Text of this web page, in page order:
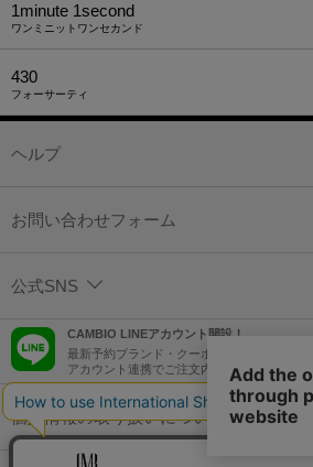
1minute​ 1second
ワンミニットワンセカンド
430
フォーサーティ
ヘルプ
お問い合わせフォーム
公式SNS
CAMBIO LINEアカウント開設！
最新予約ブランド・クーポン情報などを配信
アカウント連携でご注文内容をLINEでも確
個人情報の取り扱いについて